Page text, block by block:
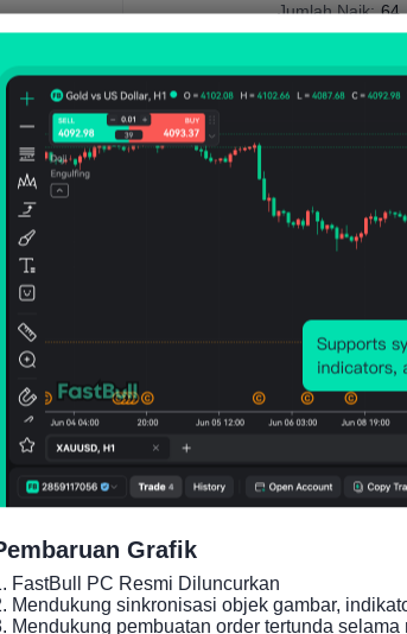
Jumlah Naik: 64
Rata-
Grafik Harga
Grafik
FastBull PC Resmi Diluncurkan
Mendukung sinkronisasi objek gambar,
Mendukung pembuatan order tertunda selama